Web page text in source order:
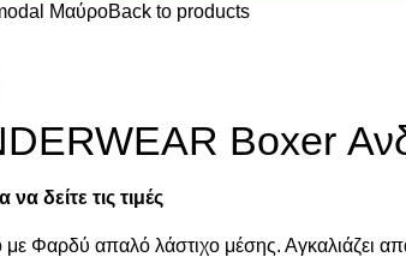
ΜαύροBack to products
Boxer
να δείτε τις τιμές
με Φαρδύ απαλό λάστιχο μέσης. Αγκαλιάζει